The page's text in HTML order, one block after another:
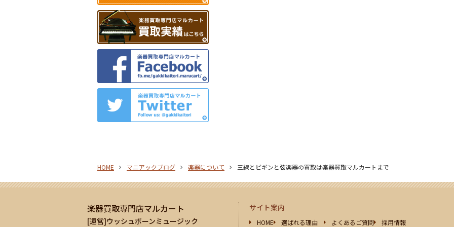
HOME マニアックブログ 楽器について 三線とビギンと弦楽器の買取は楽器買取マルカートまで
楽器買取専門店マルカート
[運営]ウッシュボーンミュージック
サイト案内
HOME 選ばれる理由 よくあるご質問 採用情報